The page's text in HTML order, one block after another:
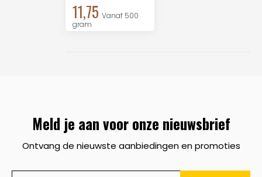
11,75 Vanaf 500
gram
Meld je aan voor onze nieuwsbrief
Ontvang de nieuwste aanbiedingen en promoties